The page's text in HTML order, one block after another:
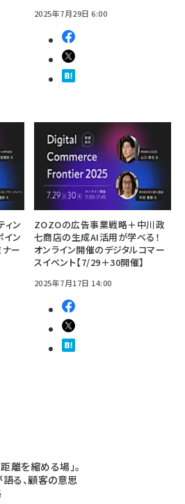
2025年7月29日 6:00
ィン
イン
ナー
ZOZOの広告事業戦略＋中川政
七商店の生成AI活用が学べる！
オンライン開催のデジタルコマー
スイベント【7/29＋30開催】
2025年7月17日 14:00
離を縮める場」。
る、顧客の意思